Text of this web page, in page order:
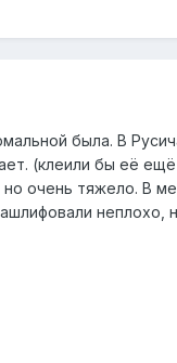
была. В
(клеили бы её
очень тяжело. В